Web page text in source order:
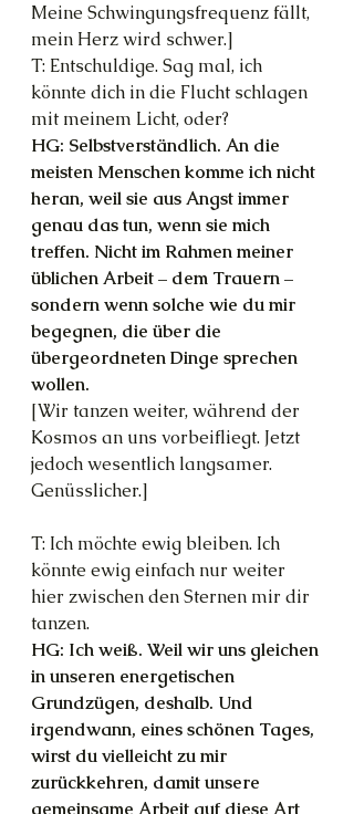
Meine Schwingungsfrequenz fällt,
mein Herz wird schwer.]
T: Entschuldige. Sag mal, ich
könnte dich in die Flucht schlagen
mit meinem Licht, oder?
HG: Selbstverständlich. An die
meisten Menschen komme ich nicht
heran, weil sie aus Angst immer
genau das tun, wenn sie mich
treffen. Nicht im Rahmen meiner
üblichen Arbeit – dem Trauern –
sondern wenn solche wie du mir
begegnen, die über die
übergeordneten Dinge sprechen
wollen.
[Wir tanzen weiter, während der
Kosmos an uns vorbeifliegt. Jetzt
jedoch wesentlich langsamer.
Genüsslicher.]
T: Ich möchte ewig bleiben. Ich
könnte ewig einfach nur weiter
hier zwischen den Sternen mir dir
tanzen.
HG: Ich weiß. Weil wir uns gleichen
in unseren energetischen
Grundzügen, deshalb. Und
irgendwann, eines schönen Tages,
wirst du vielleicht zu mir
zurückkehren, damit unsere
gemeinsame Arbeit auf diese Art